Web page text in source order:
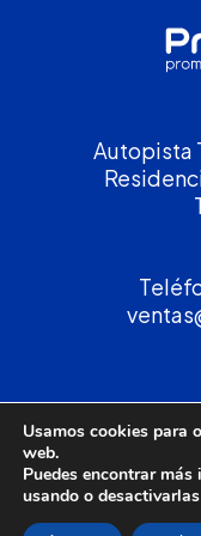
Autopista
Usamos cookies para
web.
Puedes encontrar
usando o